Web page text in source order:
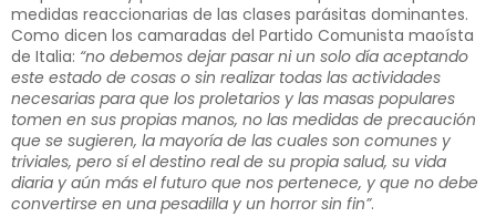
medidas reaccionarias de las clases parásitas dominantes.
Como dicen los camaradas del Partido Comunista maoísta
de Italia: “no debemos dejar pasar ni un solo día aceptando
este estado de cosas o sin realizar todas las actividades
necesarias para que los proletarios y las masas populares
tomen en sus propias manos, no las medidas de precaución
que se sugieren, la mayoría de las cuales son comunes y
triviales, pero sí el destino real de su propia salud, su vida
diaria y aún más el futuro que nos pertenece, y que no debe
convertirse en una pesadilla y un horror sin fin”.